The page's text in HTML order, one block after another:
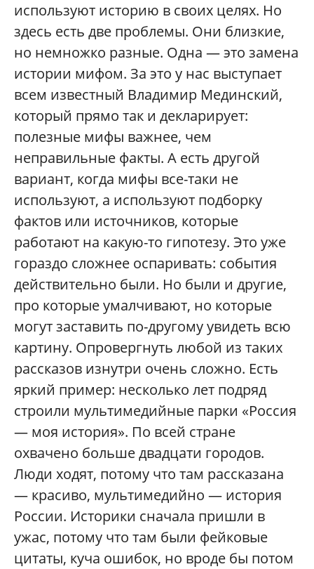
используют историю в своих целях. Но
здесь есть две проблемы. Они близкие,
но немножко разные. Одна — это замена
истории мифом. За это у нас выступает
всем известный Владимир Мединский,
который прямо так и декларирует:
полезные мифы важнее, чем
неправильные факты. А есть другой
вариант, когда мифы все-таки не
используют, а используют подборку
фактов или источников, которые
работают на какую-то гипотезу. Это уже
гораздо сложнее оспаривать: события
действительно были. Но были и другие,
про которые умалчивают, но которые
могут заставить по-другому увидеть всю
картину. Опровергнуть любой из таких
рассказов изнутри очень сложно. Есть
яркий пример: несколько лет подряд
строили мультимедийные парки «Россия
— моя история». По всей стране
охвачено больше двадцати городов.
Люди ходят, потому что там рассказана
— красиво, мультимедийно — история
России. Историки сначала пришли в
ужас, потому что там были фейковые
цитаты, куча ошибок, но вроде бы потом